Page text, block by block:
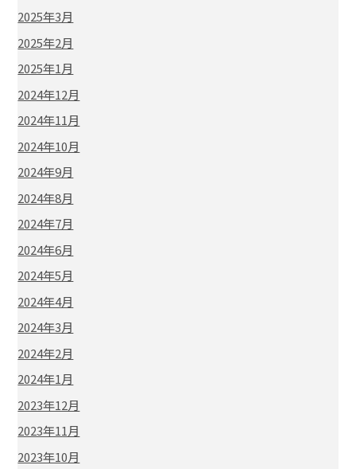
2025年3月
2025年2月
2025年1月
2024年12月
2024年11月
2024年10月
2024年9月
2024年8月
2024年7月
2024年6月
2024年5月
2024年4月
2024年3月
2024年2月
2024年1月
2023年12月
2023年11月
2023年10月